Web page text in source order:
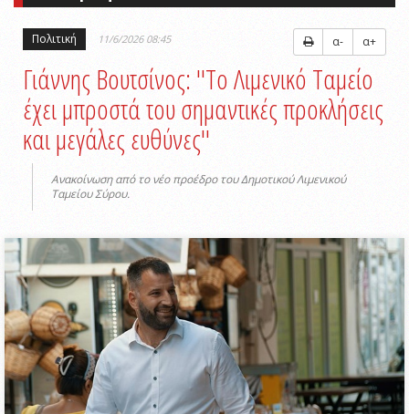
Πολιτική 11/6/2026 08:45 α- α+
Γιάννης Βουτσίνος: ''Το Λιμενικό Ταμείο
έχει μπροστά του σημαντικές προκλήσεις
και μεγάλες ευθύνες''
Ανακοίνωση από το νέο προέδρο του Δημοτικού Λιμενικού
Ταμείου Σύρου.